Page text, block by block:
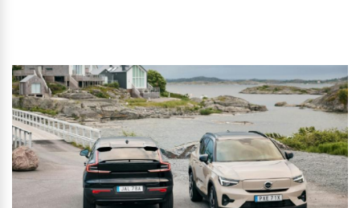
Aktuelle Zubehörangebote
Zubehörkatalog
Aktuelle Serviceangebote